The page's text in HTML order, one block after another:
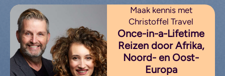
Maak kennis met
Christoffel Travel
Once-in-a-Lifetime
Reizen door Afrika,
Noord- en Oost-
Europa